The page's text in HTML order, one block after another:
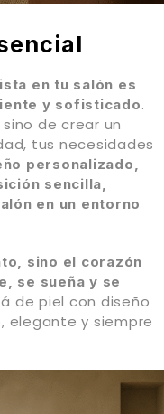
en tu salón es
y sofisticado.
de crear un
tus necesidades
personalizado,
sencilla,
en un entorno
sino el corazón
se sueña y se
de piel con diseño
elegante y siempre